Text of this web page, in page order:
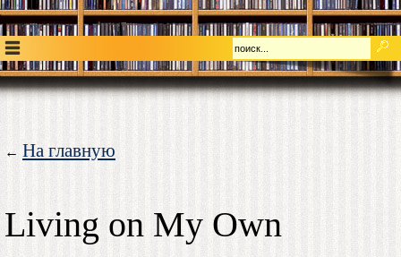
← На главную
Living on My Own